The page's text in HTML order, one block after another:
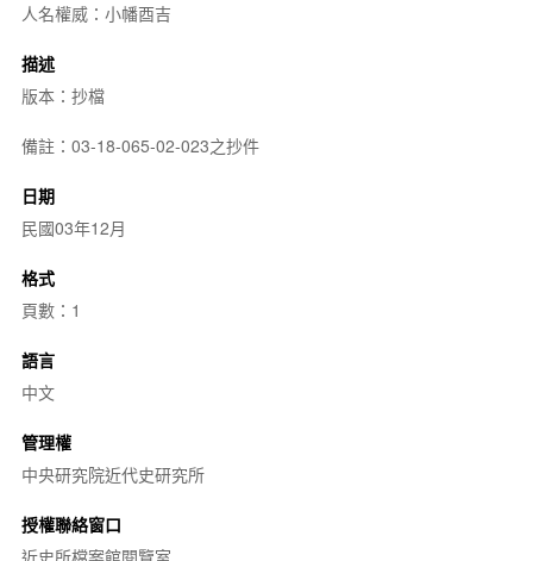
人名權威：小幡酉吉
描述
版本：抄檔
備註：03-18-065-02-023之抄件
日期
民國03年12月
格式
頁數：1
語言
中文
管理權
中央研究院近代史研究所
授權聯絡窗口
近史所檔案館閱覽室